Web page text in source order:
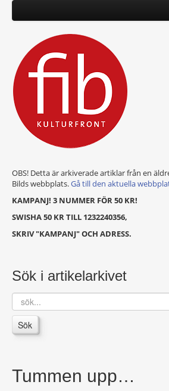
OBS! Detta är arkiverade artiklar från en
Bilds webbplats.Gå till den aktuella
KAMPANJ! 3 NUMMER FÖR 50 KR!
SWISHA 50 KR TILL 1232240356,
SKRIV "KAMPANJ" OCH ADRESS.
Sök i artikelarkivet
sök...
Sök
Tummen upp…